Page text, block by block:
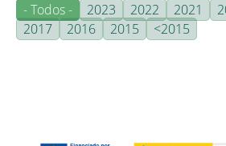
- Todos -
2023 2022 2021
2017
2016 2015 <2015